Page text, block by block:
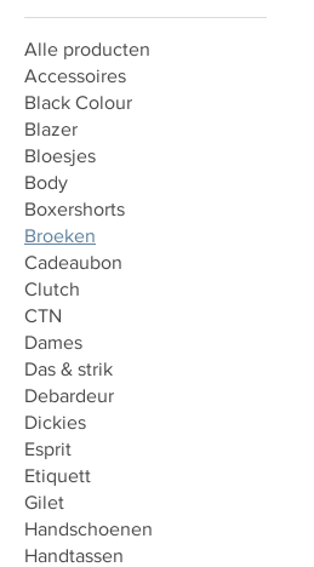
Alle producten
Accessoires
Black Colour
Blazer
Bloesjes
Body
Boxershorts
Broeken
Cadeaubon
Clutch
CTN
Dames
Das & strik
Debardeur
Dickies
Esprit
Etiquett
Gilet
Handschoenen
Handtassen